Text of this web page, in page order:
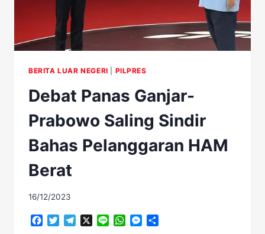
BERITA LUAR NEGERI PILPRES
Debat Panas Ganjar-
Prabowo Saling Sindir
Bahas Pelanggaran HAM
Berat
16/12/2023
Facebook
TwitterTelegramLine WhatsAppMessenger